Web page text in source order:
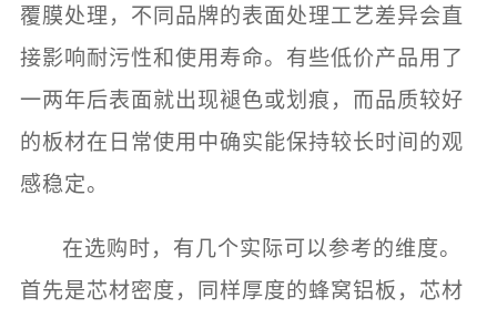
覆膜处理，不同品牌的表面处理工艺差异会直
接影响耐污性和使用寿命。有些低价产品用了
一两年后表面就出现褪色或划痕，而品质较好
的板材在日常使用中确实能保持较长时间的观
感稳定。
在选购时，有几个实际可以参考的维度。
首先是芯材密度，同样厚度的蜂窝铝板，芯材